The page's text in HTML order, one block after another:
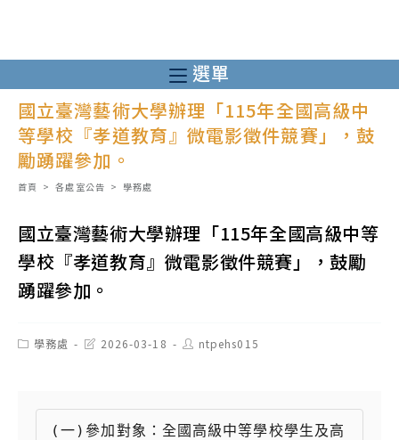
至
主
容
選單
國立臺灣藝術大學辦理「115年全國高級中
等學校『孝道教育』微電影徵件競賽」，鼓
勵踴躍參加。
首頁 > 各處室公告 > 學務處
國立臺灣藝術大學辦理「115年全國高級中等
學校『孝道教育』微電影徵件競賽」，鼓勵
踴躍參加。
Post學務處
Post2026-03-18
Post
author:
ntpehs015
(一)參加對象：全國高級中等學校學生及高